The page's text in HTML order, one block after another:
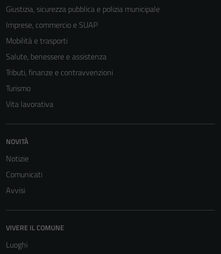
Giustizia, sicurezza pubblica e polizia municipale
Imprese, commercio e SUAP
Mobilità e trasporti
Salute, benessere e assistenza
Tributi, finanze e contravvenzioni
Turismo
Vita lavorativa
NOVITÀ
Notizie
Comunicati
Avvisi
VIVERE IL COMUNE
Luoghi